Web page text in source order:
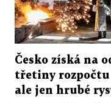
Česko získá na
třetiny rozpočtu
ale jen hrubé